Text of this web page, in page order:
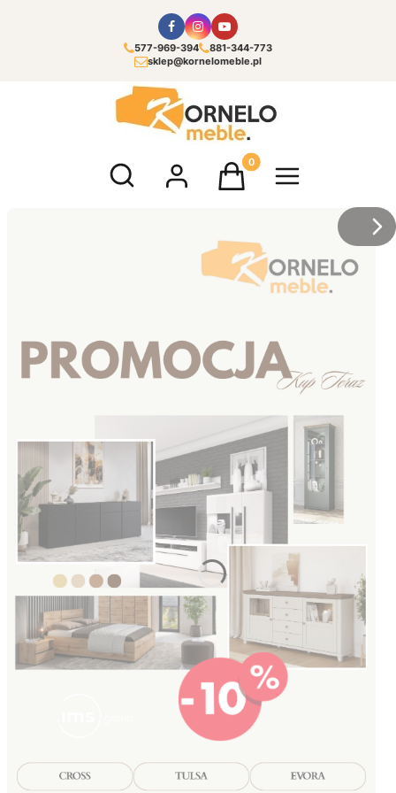
577-969-394
881-344-773
sklep@kornelomeble.pl
Otwórz wyszukiwarkęProdukty w koszyku: 0.